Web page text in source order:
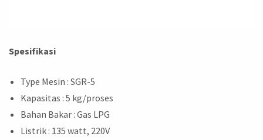
Spesifikasi
Type Mesin : SGR-5
Kapasitas : 5 kg/proses
Bahan Bakar : Gas LPG
Listrik : 135 watt, 220V